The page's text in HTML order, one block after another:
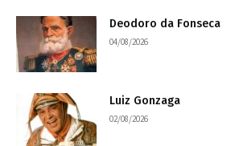
Deodoro da Fonseca
04/08/2026
Luiz Gonzaga
02/08/2026